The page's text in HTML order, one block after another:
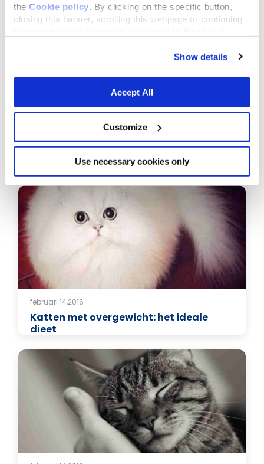
the Cookie policy . By clicking on the specific button,
closing this banner, scrolling this webpage or continuing
Show details
Accept All
Customize
Use necessary cookies only
klassiekers
februari 14,2016
Katten met overgewicht: het ideale
dieet